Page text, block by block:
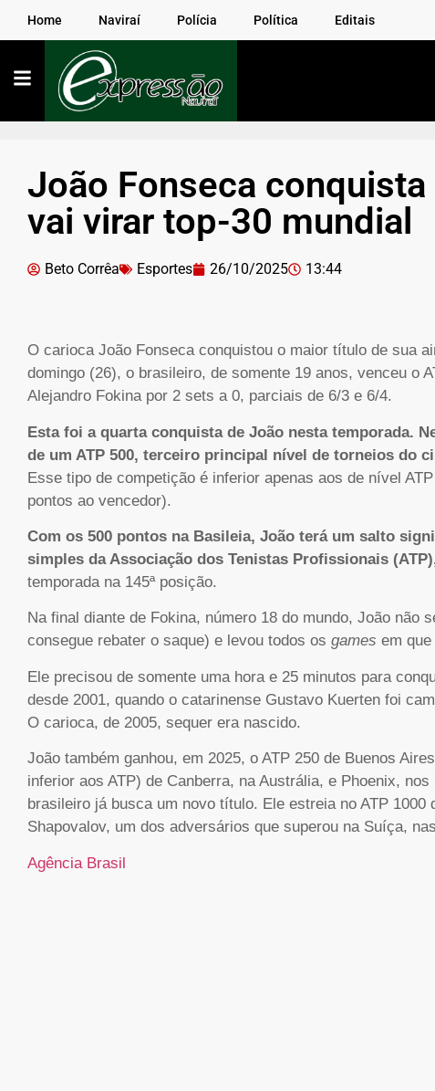
Home Naviraí Polícia Política Editais
João Fonseca
vai virar top-30 mundial
Beto Corrêa Esportes 26/10/2025 13:44
O carioca João Fonseca conquistou o maior título de sua
domingo (26), o brasileiro, de somente 19 anos, venceu o
Alejandro Fokina por 2 sets a 0, parciais de 6/3 e 6/4.
Esta foi a quarta conquista de João nesta temporada.
de um ATP 500, terceiro principal nível de torneios do
Esse tipo de competição é inferior apenas aos de nível
pontos ao vencedor).
Com os 500 pontos na Basileia, João terá um salto
simples da Associação dos Tenistas Profissionais
temporada na 145ª posição.
Na final diante de Fokina, número 18 do mundo, João não
consegue rebater o saque) e levou todos os games em
Ele precisou de somente uma hora e 25 minutos para
desde 2001, quando o catarinense Gustavo Kuerten foi
O carioca, de 2005, sequer era nascido.
João também ganhou, em 2025, o ATP 250 de Buenos
inferior aos ATP) de Canberra, na Austrália, e Phoenix,
brasileiro já busca um novo título. Ele estreia no ATP
Shapovalov, um dos adversários que superou na Suíça,
Agência Brasil